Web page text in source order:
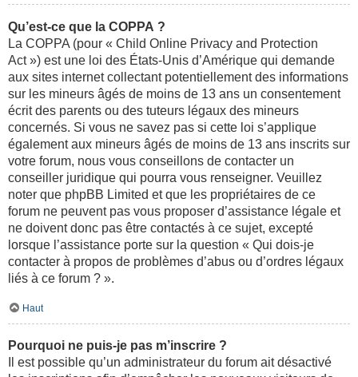
Qu’est-ce que la COPPA ?
La COPPA (pour « Child Online Privacy and Protection
Act ») est une loi des États-Unis d’Amérique qui demande
aux sites internet collectant potentiellement des informations
sur les mineurs âgés de moins de 13 ans un consentement
écrit des parents ou des tuteurs légaux des mineurs
concernés. Si vous ne savez pas si cette loi s’applique
également aux mineurs âgés de moins de 13 ans inscrits sur
votre forum, nous vous conseillons de contacter un
conseiller juridique qui pourra vous renseigner. Veuillez
noter que phpBB Limited et que les propriétaires de ce
forum ne peuvent pas vous proposer d’assistance légale et
ne doivent donc pas être contactés à ce sujet, excepté
lorsque l’assistance porte sur la question « Qui dois-je
contacter à propos de problèmes d’abus ou d’ordres légaux
liés à ce forum ? ».
Haut
Pourquoi ne puis-je pas m’inscrire ?
Il est possible qu’un administrateur du forum ait désactivé